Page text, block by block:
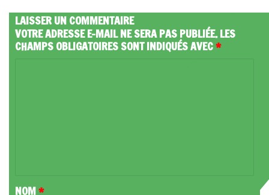
LAISSER UN COMMENTAIRE
VOTRE ADRESSE E-MAIL NE SERA PAS PUBLIÉE.LES
CHAMPS OBLIGATOIRES SONT INDIQUÉS AVEC*
NOM*